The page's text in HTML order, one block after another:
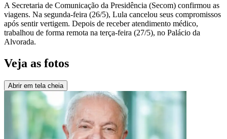
A Secretaria de Comunicação da Presidência (Secom) confirmou as
viagens. Na segunda-feira (26/5), Lula cancelou seus compromissos
após sentir vertigem. Depois de receber atendimento médico,
trabalhou de forma remota na terça-feira (27/5), no Palácio da
Alvorada.
Veja as fotos
Abrir em tela cheia